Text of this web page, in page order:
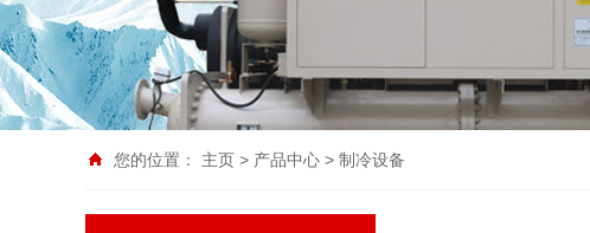
您的位置： 主页 > 产品中心 > 制冷设备